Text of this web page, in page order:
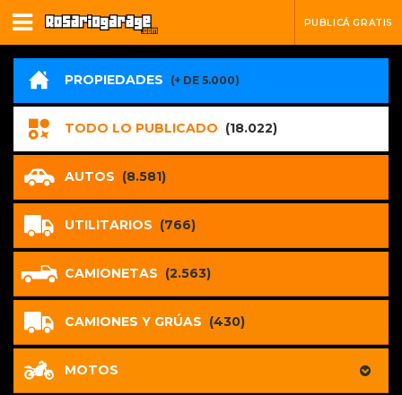
PUBLICÁ GRATIS
PROPIEDADES (+ DE 5.000)
TODO LO PUBLICADO (18.022)
AUTOS (8.581)
UTILITARIOS (766)
CAMIONETAS (2.563)
CAMIONES Y GRÚAS (430)
MOTOS